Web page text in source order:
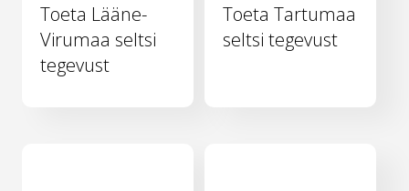
Toeta Lääne-
Virumaa seltsi
tegevust
Toeta Tartumaa
seltsi tegevust